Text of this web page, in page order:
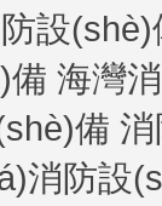
設(shè)
備 海灣
備
消防設